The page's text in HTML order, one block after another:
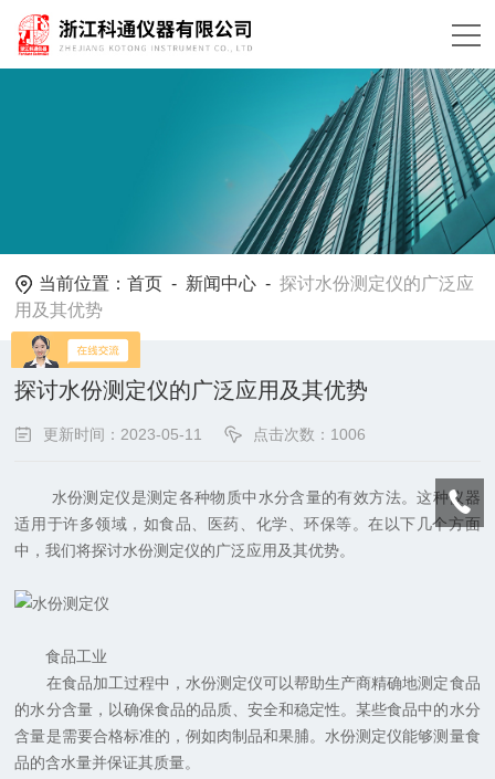
当前位置：首页 - 新闻中心 -探讨水份测定仪的广泛应
用及其优势
探讨水份测定仪的广泛应用及其优势
更新时间：2023-05-11 点击次数：1006
水份测定仪是测定各种物质中水分含量的有效方法。这种仪器
适用于许多领域，如食品、医药、化学、环保等。在以下几个方面
中，我们将探讨水份测定仪的广泛应用及其优势。
食品工业
在食品加工过程中，水份测定仪可以帮助生产商精确地测定食品
的水分含量，以确保食品的品质、安全和稳定性。某些食品中的水分
含量是需要合格标准的，例如肉制品和果脯。水份测定仪能够测量食
品的含水量并保证其质量。